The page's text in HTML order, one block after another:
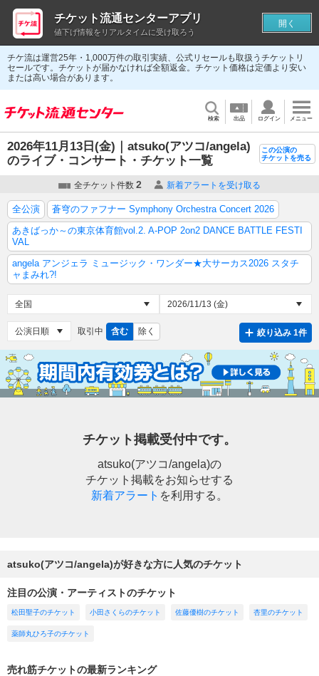
チケ流は運営25年・1,000万件の取引実績、公式リセールも取扱うチケットリ
セールです。チケットが届かなければ全額返金。チケット価格は定価より安い
または高い場合があります。
検索 出品 ログイン メニュー
2026年11月13日(金)｜atsuko(アツコ/angela)
のライブ・コンサート・チケット一覧
この公演の
チケットを売る
全チケット件数 2 新着アラートを受け取る
全公演
蒼穹のファフナー Symphony Orchestra Concert 2026
あきばっか～の東京体育館vol.2. A-POP 2on2 DANCE BATTLE FESTI
VAL
angela アンジェラ ミュージック・ワンダー★大サーカス2026 スタチ
ャまみれ?!
取引中 含む 除く 絞り込み 1件
チケット掲載受付中です。
atsuko(アツコ/angela)の
チケット掲載をお知らせする
新着アラート を利用する。
atsuko(アツコ/angela)が好きな方に人気のチケット
注目の公演・アーティストのチケット
松田聖子のチケット 小田さくらのチケット 佐藤優樹のチケット 杏里のチケット
薬師丸ひろ子のチケット
売れ筋チケットの最新ランキング
チケット流通センターアプリ
値下げ情報をリアルタイムに受け取ろう
開く